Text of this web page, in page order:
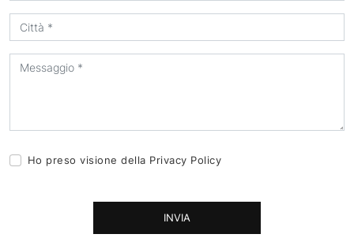
Ho preso visione della Privacy Policy
INVIA